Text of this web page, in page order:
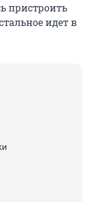
пристроить
идет в